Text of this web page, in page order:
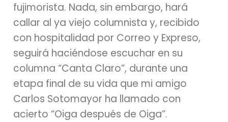
fujimorista. Nada, sin embargo, hará
callar al ya viejo columnista y, recibido
con hospitalidad por Correo y Expreso,
seguirá haciéndose escuchar en su
columna “Canta Claro”, durante una
etapa final de su vida que mi amigo
Carlos Sotomayor ha llamado con
acierto “Oiga después de Oiga”.